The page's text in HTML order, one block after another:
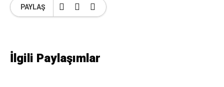
PAYLAŞ
İlgili Paylaşımlar